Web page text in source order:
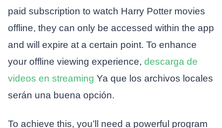
paid subscription to watch Harry Potter movies
offline, they can only be accessed within the app
and will expire at a certain point. To enhance
your offline viewing experience, descarga de
videos en streaming Ya que los archivos locales
serán una buena opción.
To achieve this, you’ll need a powerful program